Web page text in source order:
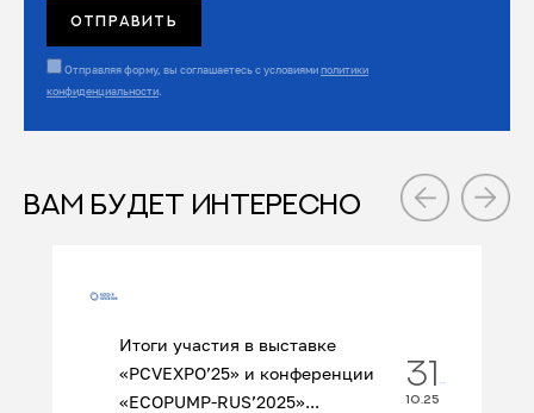
Отправляя форму, вы соглашаетесь с условиямиполитики
конфиденциальности.
ВАМ БУДЕТ ИНТЕРЕСНО
Итоги участия в выставке
«PCVEXPO’25» и конференции
«ECOPUMP‑RUS’2025»...
31
10.25